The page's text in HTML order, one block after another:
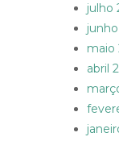
julho
maio
abril